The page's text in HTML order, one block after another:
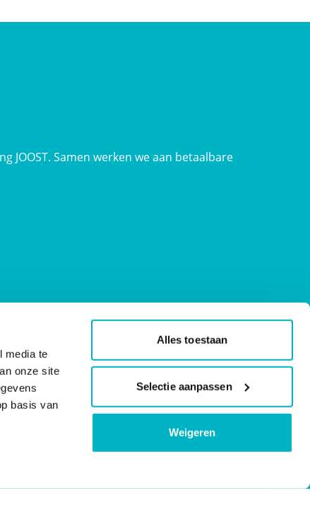
media te
onze site
basis van
Alles toestaan
Selectie aanpassen
Weigeren
Samen werken we aan betaalbare